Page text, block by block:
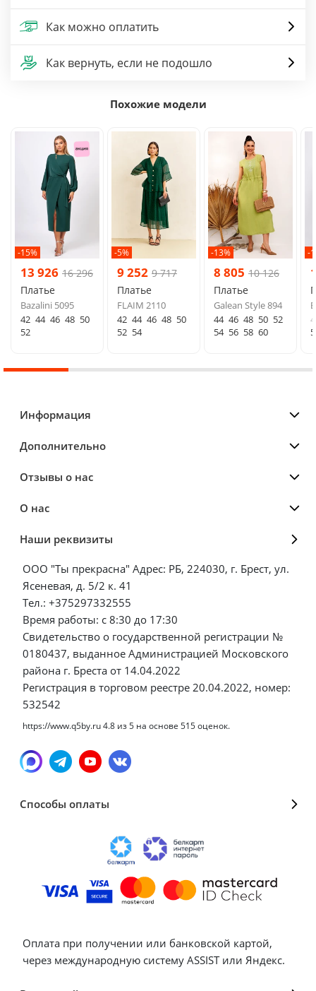
Как можно оплатить
Как вернуть, если не подошло
Похожие модели
-15%
13 926 16 296
Платье
Bazalini 5095
42 44 46 48 50
52
-5%
9 252 9 717
Платье
FLAIM 2110
42 44 46 48 50
52 54
-13%
8 805 10 126
Платье
Galean Style 894
44 46 48 50 52
54 56 58 60
-
Информация
Дополнительно
Отзывы о нас
О нас
Наши реквизиты
ООО "Ты прекрасна" Адрес: РБ, 224030, г. Брест, ул.
Ясеневая, д. 5/2 к. 41
Тел.: +375297332555
Время работы: с 8:30 до 17:30
Свидетельство о государственной регистрации №
0180437, выданное Администрацией Московского
района г. Бреста от 14.04.2022
Регистрация в торговом реестре 20.04.2022, номер:
532542
https://www.q5by.ru4.8 из5 на основе 515оценок.
Способы оплаты
Оплата при получении или банковской картой,
через международную систему ASSIST или Яндекс.